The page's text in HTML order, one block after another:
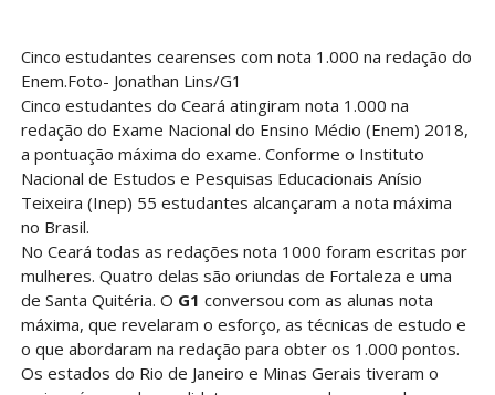
Cinco estudantes cearenses com nota 1.000 na redação do
Enem.Foto- Jonathan Lins/G1
Cinco estudantes do Ceará atingiram nota 1.000 na
redação do Exame Nacional do Ensino Médio (Enem) 2018,
a pontuação máxima do exame. Conforme o Instituto
Nacional de Estudos e Pesquisas Educacionais Anísio
Teixeira (Inep) 55 estudantes alcançaram a nota máxima
no Brasil.
No Ceará todas as redações nota 1000 foram escritas por
mulheres. Quatro delas são oriundas de Fortaleza e uma
de Santa Quitéria. O G1 conversou com as alunas nota
máxima, que revelaram o esforço, as técnicas de estudo e
o que abordaram na redação para obter os 1.000 pontos.
Os estados do Rio de Janeiro e Minas Gerais tiveram o